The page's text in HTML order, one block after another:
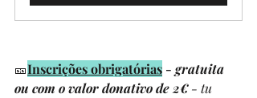
🎫Inscrições obrigatórias - gratuita
ou com o valor donativo de 2€ - tu